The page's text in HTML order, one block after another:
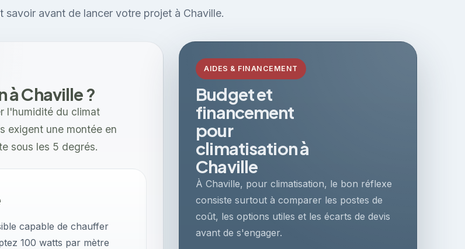
savoir avant de lancer votre projet à Chaville.
Chaville ?
l'humidité du climat
exigent une montée en
sous les 5 degrés.
capable de chauffer
100 watts par mètre
AIDES & FINANCEMENT
Budget et
financement
pour
climatisation à
Chaville
À Chaville, pour climatisation, le bon réflexe
consiste surtout à comparer les postes de
coût, les options utiles et les écarts de devis
avant de s'engager.